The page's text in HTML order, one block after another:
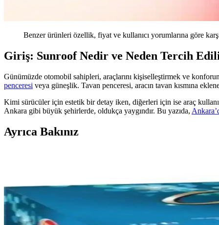
Benzer ürünleri özellik, fiyat ve kullanıcı yorumlarına göre
Giriş: Sunroof Nedir ve Neden Tercih
Günümüzde otomobil sahipleri, araçlarını kişiselleştirmek ve
penceresi veya güneşlik. Tavan penceresi, aracın tavan kısmına
Kimi sürücüler için estetik bir detay iken, diğerleri için ise araç
Ankara gibi büyük şehirlerde, oldukça yaygındır. Bu yazıda,
Ayrıca Bakınız
Hot Wheels Fast and Furious Honda S2000 modeli, yüksek detay
Phoenix bölgesinde otomobil tutkunlarına yönelik
Phoenix AZ Solo bölgesinde düzenlenen otomobil etkinlikleri ve